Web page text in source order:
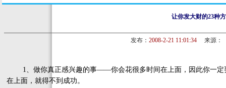
让你发大财的23种
发布： 2008-2-21 11:01:34来源：
1、做你真正感兴趣的事——你会花很多时间在上面，因此你一定
在上面，就得不到成功。